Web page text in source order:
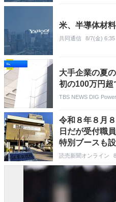
米、半導体材
共同通信 8/7(金) 6:35
大手企業の夏
初の100万円超
TBS NEWS DIG
令和８年８月
日だが受付職
特別ブースも
読売新聞オンライン